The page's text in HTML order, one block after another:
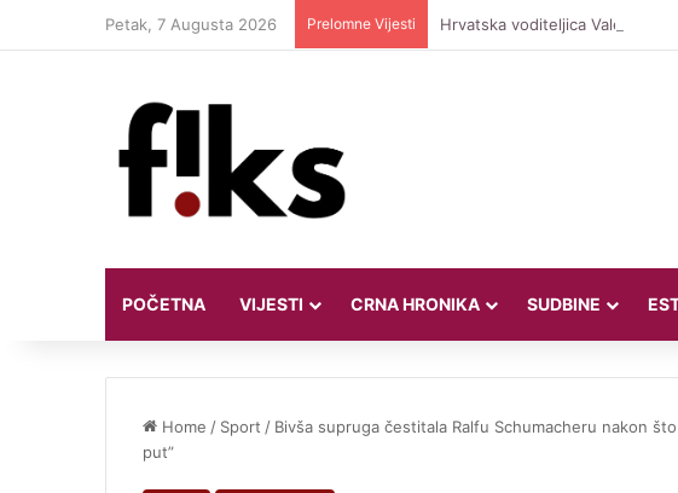
Petak, 7 Augusta 2026 Prelomne Vijesti Hrvatska voditeljica Valentina
POČETNA VIJESTI CRNA HRONIKA SUDBINE
Home / Sport / Bivša supruga čestitala Ralfu Schumacheru nakon
put”